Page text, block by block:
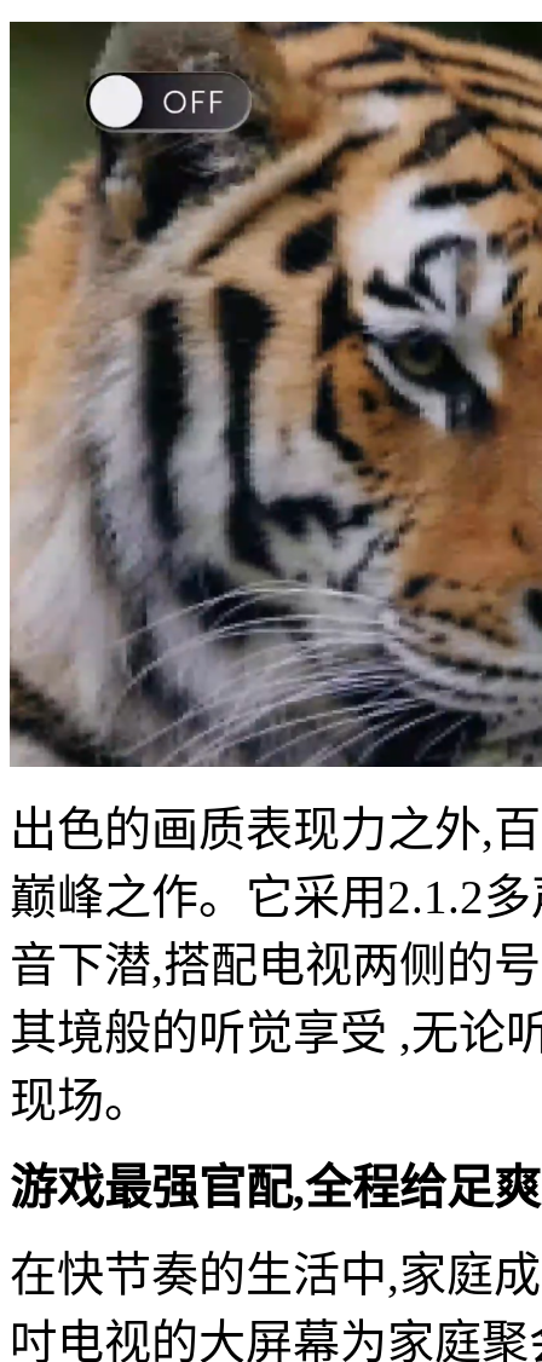
出色的画质表现力之外,
巅峰之作。它采用2.1.2
音下潜,搭配电视两侧的
其境般的听觉享受 ,无论
现场。
游戏最强官配,全程给足
在快节奏的生活中,家庭
吋电视的大屏幕为家庭